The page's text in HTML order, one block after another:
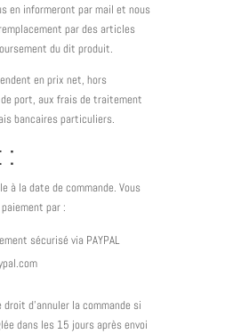
en informeront par mail et nous
par des articles
du dit produit.
en prix net, hors
port, aux frais de traitement
bancaires particuliers.
:
à la date de commande. Vous
par :
sécurisé via PAYPAL
d’annuler la commande si
dans les 15 jours après envoi